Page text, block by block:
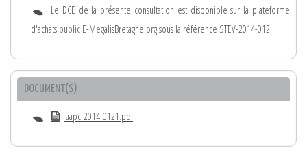
Le DCE de la présente consultation est disponible sur la plateforme
d'achats public E-MegalisBretagne.org sous la référence STEV-2014-012
DOCUMENT(S)
aapc-2014-0121.pdf